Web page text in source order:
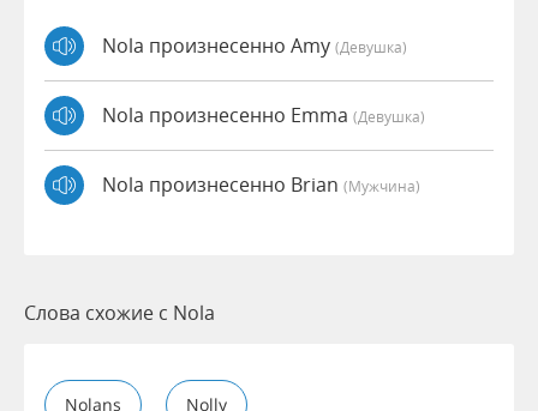
Nola произнесенно Amy (девушка)
Nola произнесенно Emma (девушка)
Nola произнесенно Brian (мужчина)
Слова схожие с Nola
Nolans Nolly